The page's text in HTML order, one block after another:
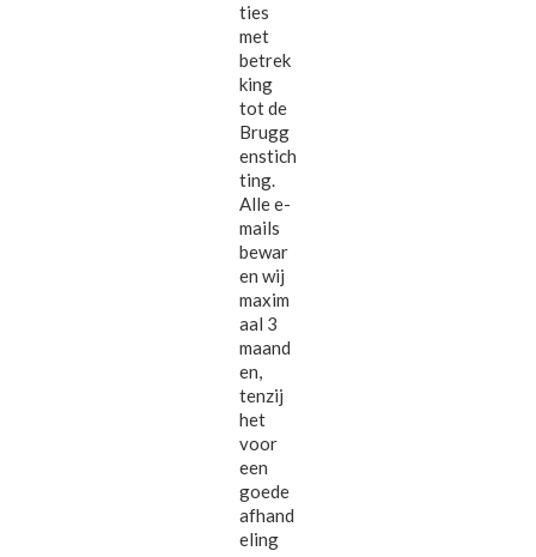
ties
met
betrek
king
tot de
Brugg
enstich
ting.
Alle e-
mails
bewar
en wij
maxim
aal 3
maand
en,
tenzij
het
voor
een
goede
afhand
eling